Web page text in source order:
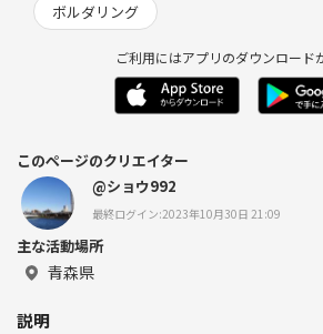
ボルダリング
ご利用にはアプリのダウンロード
このページのクリエイター
@ショウ992
最終ログイン:2023年10月30日 21:09
主な活動場所
青森県
説明